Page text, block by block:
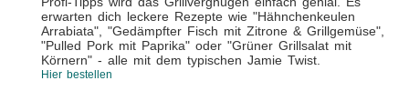
erwarten dich leckere Rezepte wie "Hähnchenkeulen
Arrabiata", "Gedämpfter Fisch mit Zitrone & Grillgemüse",
"Pulled Pork mit Paprika" oder "Grüner Grillsalat mit
Körnern" - alle mit dem typischen Jamie Twist.
Hier bestellen